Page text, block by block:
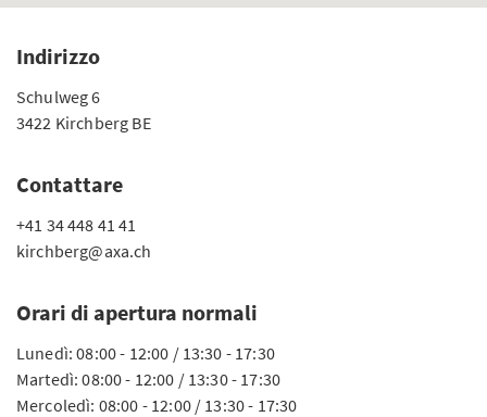
Indirizzo
Schulweg 6
3422 Kirchberg BE
Contattare
+41 34 448 41 41
kirchberg@axa.ch
Orari di apertura normali
Lunedì: 08:00 - 12:00 / 13:30 - 17:30
Martedì: 08:00 - 12:00 / 13:30 - 17:30
Mercoledì: 08:00 - 12:00 / 13:30 - 17:30